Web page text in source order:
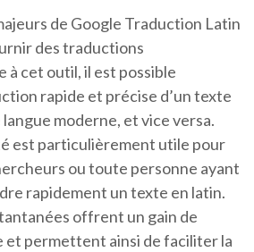
de Google Traduction Latin
des traductions
à cet outil, il est possible
rapide et précise d’un texte
moderne, et vice versa.
est particulièrement utile pour
ou toute personne ayant
rapidement un texte en latin.
offrent un gain de
et permettent ainsi de faciliter la